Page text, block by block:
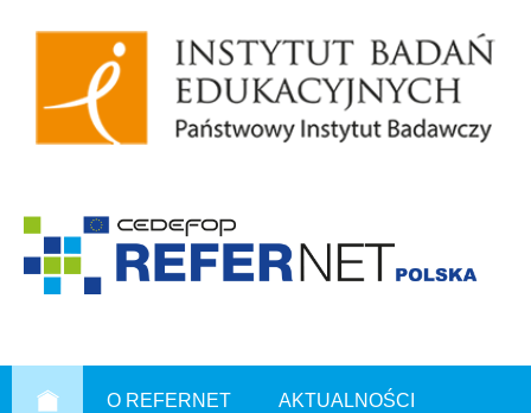
O REFERNET AKTUALNOŚCI